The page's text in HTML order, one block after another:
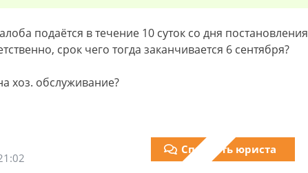
подаётся в течение 10 суток со дня постановления
срок чего тогда заканчивается 6 сентября?
хоз. обслуживание?
Спросить юриста